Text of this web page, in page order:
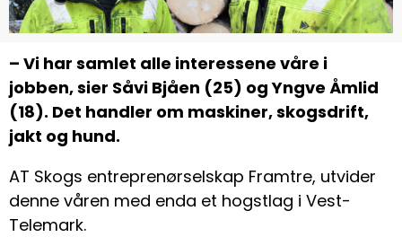
– Vi har samlet alle interessene våre i
jobben, sier Såvi Bjåen (25) og Yngve Åmlid
(18). Det handler om maskiner, skogsdrift,
jakt og hund.
AT Skogs entreprenørselskap Framtre, utvider
denne våren med enda et hogstlag i Vest-
Telemark.